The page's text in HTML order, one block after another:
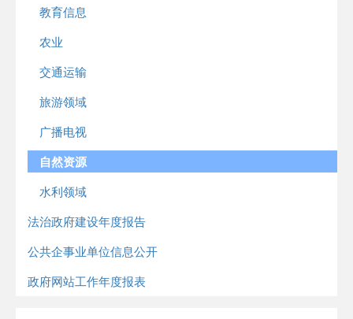
教育信息
农业
交通运输
旅游领域
广播电视
自然资源
水利领域
法治政府建设年度报告
公共企事业单位信息公开
政府网站工作年度报表